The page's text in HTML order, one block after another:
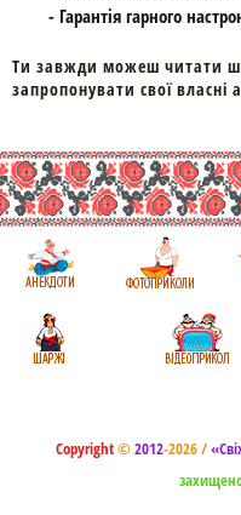
- Гарантія гарного
Ти завжди можеш читати
запропонувати свої власні
Copyright© 2012-2026 /